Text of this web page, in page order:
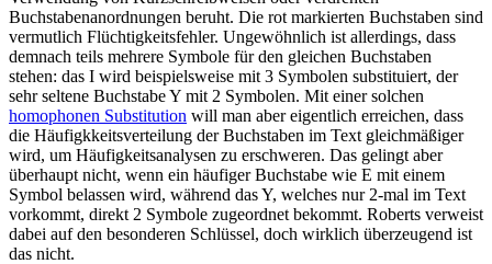
Buchstabenanordnungen beruht. Die rot markierten Buchstaben sind
vermutlich Flüchtigkeitsfehler. Ungewöhnlich ist allerdings, dass
demnach teils mehrere Symbole für den gleichen Buchstaben
stehen: das I wird beispielsweise mit 3 Symbolen substituiert, der
sehr seltene Buchstabe Y mit 2 Symbolen. Mit einer solchen
homophonen Substitution will man aber eigentlich erreichen, dass
die Häufigkkeitsverteilung der Buchstaben im Text gleichmäßiger
wird, um Häufigkeitsanalysen zu erschweren. Das gelingt aber
überhaupt nicht, wenn ein häufiger Buchstabe wie E mit einem
Symbol belassen wird, während das Y, welches nur 2-mal im Text
vorkommt, direkt 2 Symbole zugeordnet bekommt. Roberts verweist
dabei auf den besonderen Schlüssel, doch wirklich überzeugend ist
das nicht.